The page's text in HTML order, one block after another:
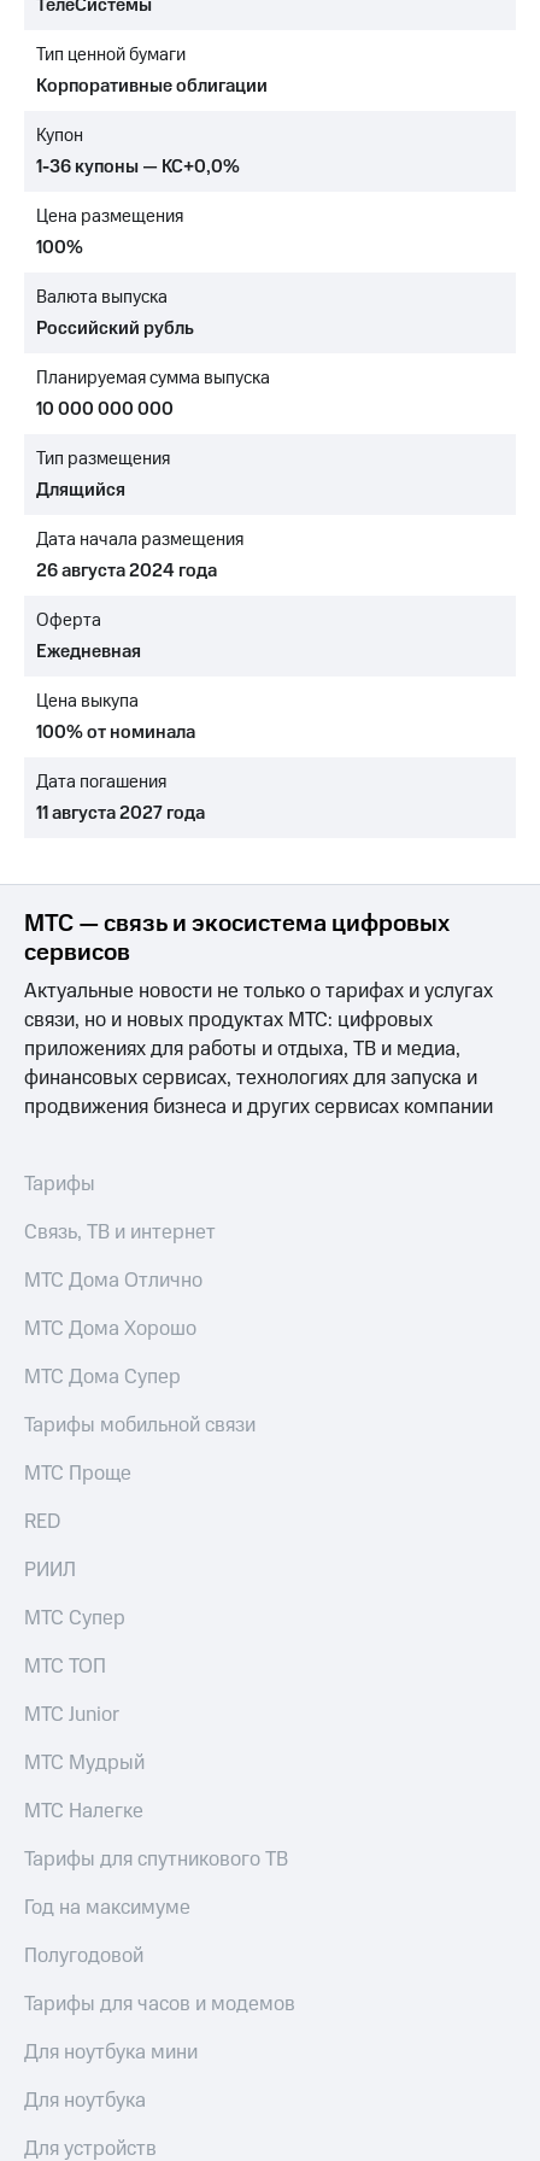
о технологиях
Интервью
отчетность
Пригласить
спикера
и акционерам
Корпоративное
Корпоративный
секретарь
информации
Информация
"МТС"
акционеров
Личный
акционера
капитал
аудит
акций
Описание
Программа
приобретения
Порядок
выкупа
Дивиденды
Еврооблигации-2023
о
именных
облигаций
Другое
Регистратор
Реквизиты
развитие
этика
На главную
ТелеСистемы
Тип ценной бумаги
Корпоративные облигации
Купон
1-36 купоны — КС+0,0%
Цена размещения
100%
Валюта выпуска
Российский рубль
Планируемая сумма выпуска
10 000 000 000
Тип размещения
Длящийся
Дата начала размещения
26 августа 2024 года
Оферта
Ежедневная
Цена выкупа
100% от номинала
Дата погашения
11 августа 2027 года
МТС — связь и экосистема цифровых
сервисов
Актуальные новости не только о тарифах и услугах
связи, но и новых продуктах МТС: цифровых
приложениях для работы и отдыха, ТВ и медиа,
финансовых сервисах, технологиях для запуска и
продвижения бизнеса и других сервисах компании
Тарифы
Связь, ТВ и интернет
МТС Дома Отлично
МТС Дома Хорошо
МТС Дома Супер
Тарифы мобильной связи
МТС Проще
RED
РИИЛ
МТС Супер
МТС ТОП
МТС Junior
МТС Мудрый
МТС Налегке
Тарифы для спутникового ТВ
Год на максимуме
Полугодовой
Тарифы для часов и модемов
Для ноутбука мини
Для ноутбука
Для устройств